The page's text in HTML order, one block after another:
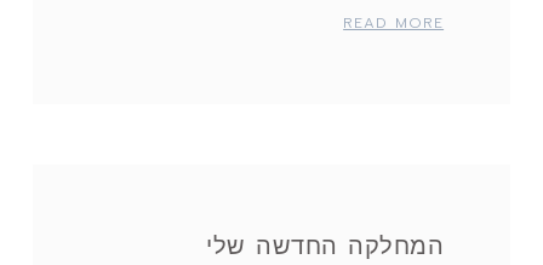
READ MORE
המחלקה החדשה שלי